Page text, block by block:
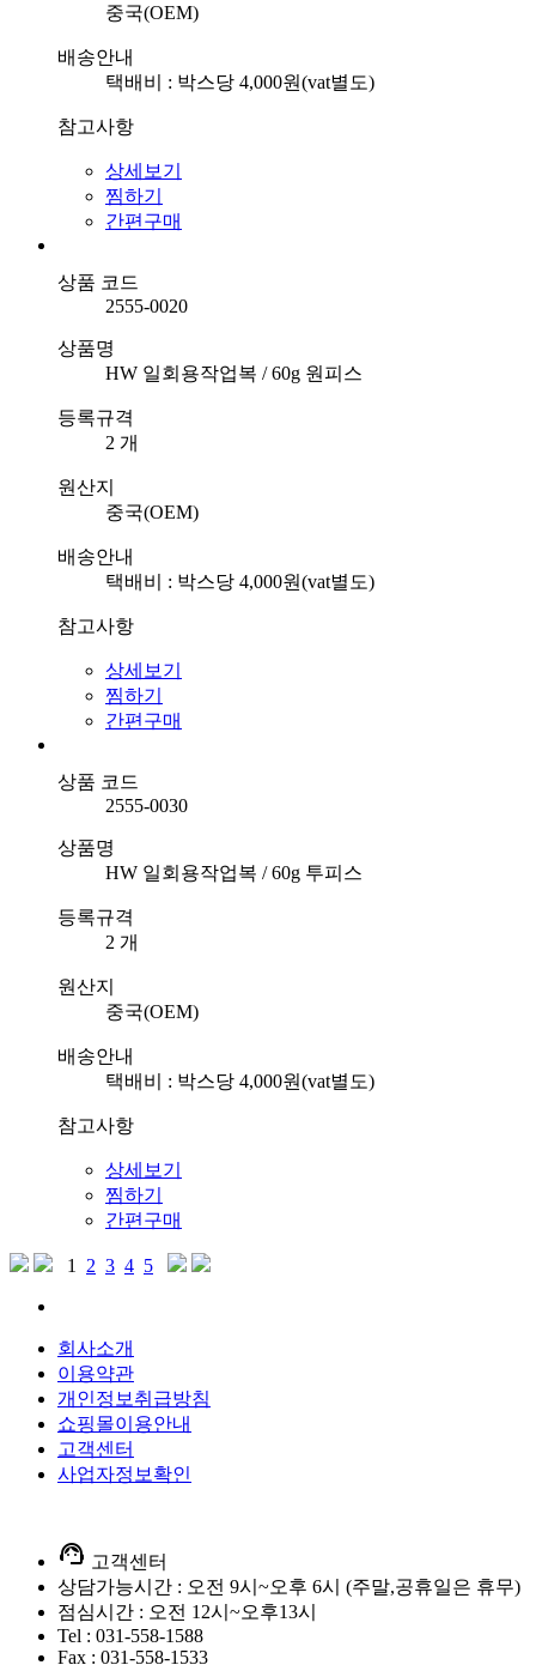
중국(OEM)
배송안내
택배비 : 박스당 4,000원(vat별도)
참고사항
상세보기
찜하기
간편구매
상품 코드
2555-0020
상품명
HW 일회용작업복 / 60g 원피스
등록규격
2 개
원산지
중국(OEM)
배송안내
택배비 : 박스당 4,000원(vat별도)
참고사항
상세보기
찜하기
간편구매
상품 코드
2555-0030
상품명
HW 일회용작업복 / 60g 투피스
등록규격
2 개
원산지
중국(OEM)
배송안내
택배비 : 박스당 4,000원(vat별도)
참고사항
상세보기
찜하기
간편구매
1 2 3 4 5
회사소개
이용약관
개인정보취급방침
쇼핑몰이용안내
고객센터
사업자정보확인
support_agent 고객센터
상담가능시간 : 오전 9시~오후 6시 (주말,공휴일은 휴무)
점심시간 : 오전 12시~오후13시
Tel : 031-558-1588
Fax : 031-558-1533